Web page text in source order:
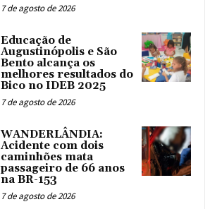
7 de agosto de 2026
Educação de
Augustinópolis e São
Bento alcança os
melhores resultados do
Bico no IDEB 2025
7 de agosto de 2026
WANDERLÂNDIA:
Acidente com dois
caminhões mata
passageiro de 66 anos
na BR-153
7 de agosto de 2026